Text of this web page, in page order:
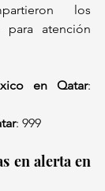
los
atención
en Qatar:
: 999
en alerta en